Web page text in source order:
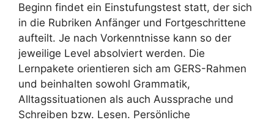
Beginn findet ein Einstufungstest statt, der sich
in die Rubriken Anfänger und Fortgeschrittene
aufteilt. Je nach Vorkenntnisse kann so der
jeweilige Level absolviert werden. Die
Lernpakete orientieren sich am GERS-Rahmen
und beinhalten sowohl Grammatik,
Alltagssituationen als auch Aussprache und
Schreiben bzw. Lesen. Persönliche